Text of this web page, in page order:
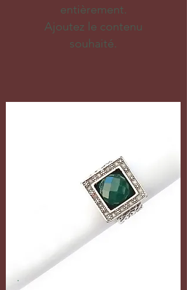
entièrement.
Ajoutez le contenu
souhaité.